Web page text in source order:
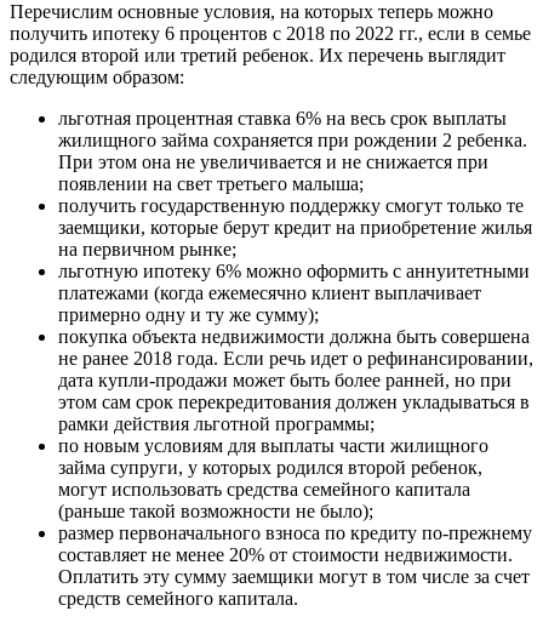
Перечислим основные условия, на которых теперь можно
получить ипотеку 6 процентов с 2018 по 2022 гг., если в семье
родился второй или третий ребенок. Их перечень выглядит
следующим образом:
льготная процентная ставка 6% на весь срок выплаты
жилищного займа сохраняется при рождении 2 ребенка.
При этом она не увеличивается и не снижается при
появлении на свет третьего малыша;
получить государственную поддержку смогут только те
заемщики, которые берут кредит на приобретение жилья
на первичном рынке;
льготную ипотеку 6% можно оформить с аннуитетными
платежами (когда ежемесячно клиент выплачивает
примерно одну и ту же сумму);
покупка объекта недвижимости должна быть совершена
не ранее 2018 года. Если речь идет о рефинансировании,
дата купли-продажи может быть более ранней, но при
этом сам срок перекредитования должен укладываться в
рамки действия льготной программы;
по новым условиям для выплаты части жилищного
займа супруги, у которых родился второй ребенок,
могут использовать средства семейного капитала
(раньше такой возможности не было);
размер первоначального взноса по кредиту по-прежнему
составляет не менее 20% от стоимости недвижимости.
Оплатить эту сумму заемщики могут в том числе за счет
средств семейного капитала.